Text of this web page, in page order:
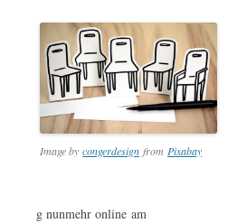
Image by congerdesign from Pixabay
g nunmehr online am